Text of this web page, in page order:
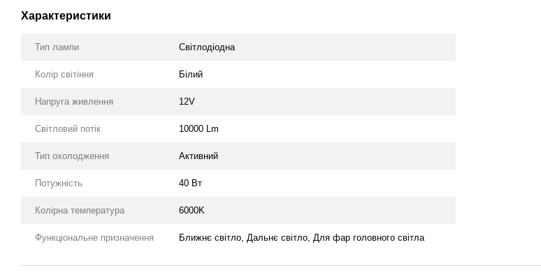
Характеристики
Тип лампи Світлодіодна
Колір світіння Білий
Напруга живлення 12V
Світловий потік 10000 Lm
Тип охолодження Активний
Потужність 40 Вт
Колірна температура 6000K
Функціональне призначення Ближнє світло, Дальнє світло, Для фар головного світла